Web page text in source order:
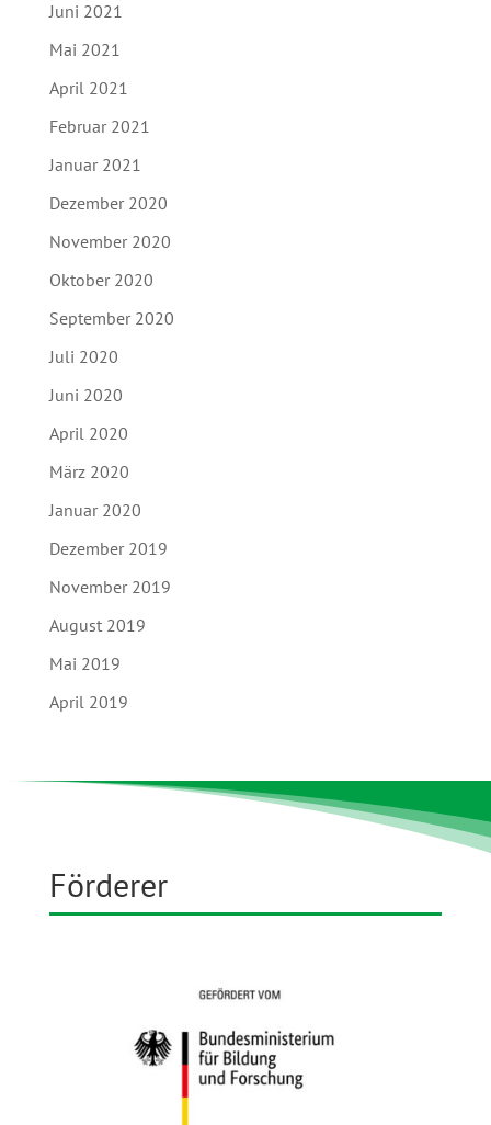
Juni 2021
Mai 2021
April 2021
Februar 2021
Januar 2021
Dezember 2020
November 2020
Oktober 2020
September 2020
Juli 2020
Juni 2020
April 2020
März 2020
Januar 2020
Dezember 2019
November 2019
August 2019
Mai 2019
April 2019
Förderer